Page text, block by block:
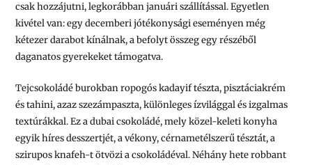
csak hozzájutni, legkorábban januári szállítással. Egyetlen
kivétel van: egy decemberi jótékonysági eseményen még
kétezer darabot kínálnak, a befolyt összeg egy részéből
daganatos gyerekeket támogatva.
Tejcsokoládé burokban ropogós kadayif tészta, pisztáciakrém
és tahini, azaz szezámpaszta, különleges ízvilággal és izgalmas
textúrákkal. Ez a dubai csokoládé, mely közel-keleti konyha
egyik híres desszertjét, a vékony, cérnametélszerű tésztát, a
szirupos knafeh-t ötvözi a csokoládéval. Néhány hete robbant